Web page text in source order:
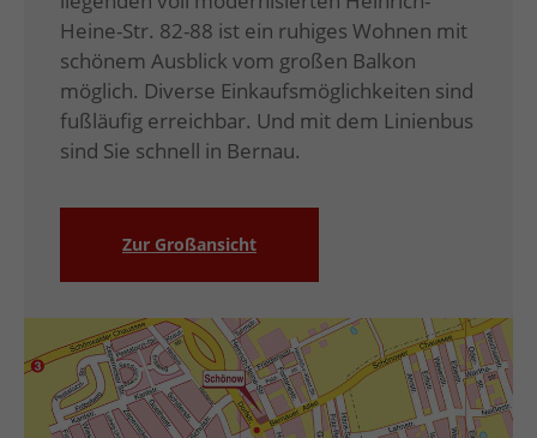
Heine-Str. 82-88 ist ein ruhiges Wohnen mit
schönem Ausblick vom großen Balkon
möglich. Diverse Einkaufsmöglichkeiten sind
fußläufig erreichbar. Und mit dem Linienbus
sind Sie schnell in Bernau.
Zur Großansicht